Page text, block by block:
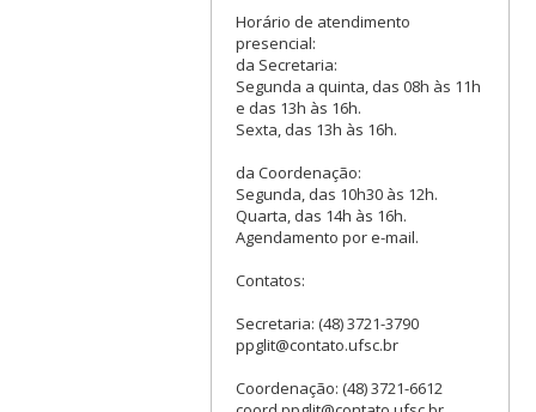
Horário de atendimento
presencial:
da Secretaria:
Segunda a quinta, das 08h às 11h
e das 13h às 16h.
Sexta, das 13h às 16h.
da Coordenação:
Segunda, das 10h30 às 12h.
Quarta, das 14h às 16h.
Agendamento por e-mail.
Contatos:
Secretaria: (48) 3721-3790
ppglit@contato.ufsc.br
Coordenação: (48) 3721-6612